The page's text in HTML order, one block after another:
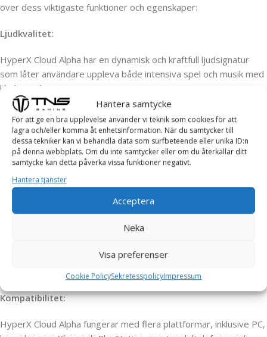
Hantera samtycke
För att ge en bra upplevelse använder vi teknik som cookies för att
lagra och/eller komma åt enhetsinformation. När du samtycker till
dessa tekniker kan vi behandla data som surfbeteende eller unika ID:n
på denna webbplats. Om du inte samtycker eller om du återkallar ditt
samtycke kan detta påverka vissa funktioner negativt.
Hantera tjänster
Acceptera
Neka
Visa preferenser
Cookie PolicySekretesspolicyImpressum
över dess viktigaste funktioner och egenskaper:
Ljudkvalitet:
HyperX Cloud Alpha har en dynamisk och kraftfull ljudsignatur
som låter användare uppleva både intensiva spel och musik med
klarhet och precision.
Hörlurarna använder dubbla kammarelement som ger en bättre
ljudåtergivning och imponerande bas.
Design och komfort:
Huvudbandet är justerbart och gjort av aluminiumram, vilket ger
Öronkuddarna är utformade med minnesskum och konstläder,
vilket ger en bekväm passform även under långa spelsessioner.
HyperX Cloud Alpha har en avtagbar mikrofon som gör att
hörlurarna kan användas som vanliga hörlurar när du inte spelar.
kommunikation under multiplayer-spel eller röstchatt.
Kompatibilitet:
HyperX Cloud Alpha fungerar med flera plattformar, inklusive PC,